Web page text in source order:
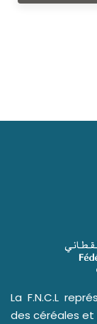
La F.N.C.L
des céréales et